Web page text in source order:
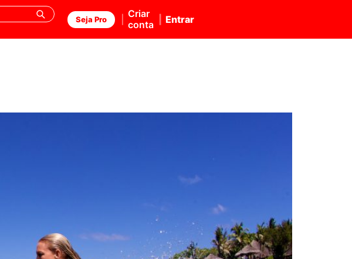
Seja Pro
Criar
conta
Entrar